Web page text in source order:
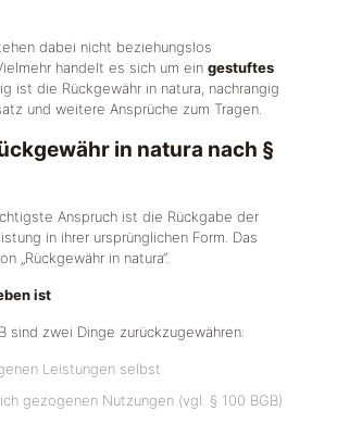
dabei nicht beziehungslos
handelt es sich um ein gestuftes
ist die Rückgewähr in natura, nachrangig
und weitere Ansprüche zum Tragen.
in natura nach §
Anspruch ist die Rückgabe der
in ihrer ursprünglichen Form. Das
„Rückgewähr in natura“.
ist
sind zwei Dinge zurückzugewähren:
Leistungen selbst
gezogenen Nutzungen (vgl. § 100 BGB)